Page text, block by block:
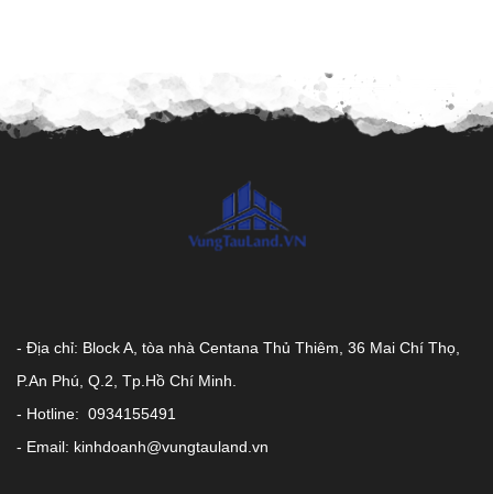
- Địa chỉ: Block A, tòa nhà Centana Thủ Thiêm, 36 Mai Chí Thọ,
P.An Phú, Q.2, Tp.Hồ Chí Minh.
- Hotline: 0934155491
- Email: kinhdoanh@vungtauland.vn